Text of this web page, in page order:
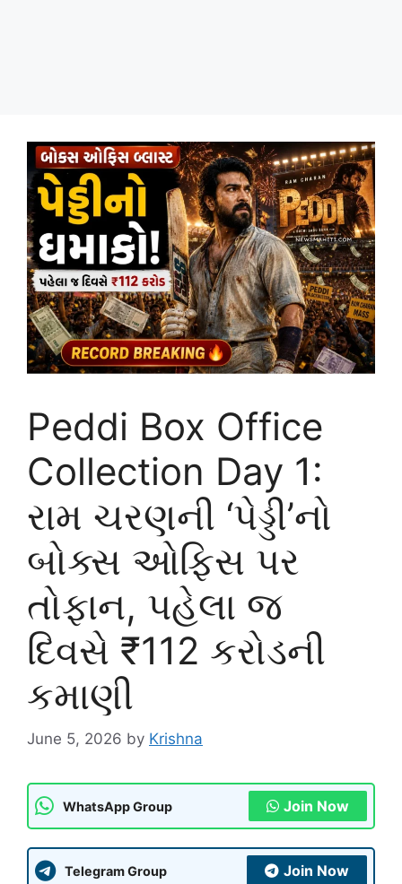
Peddi Box Office
Collection Day 1:
રામ ચરણની ‘પેડ્ડી’નો
બોક્સ ઓફિસ પર
તોફાન, પહેલા જ
દિવસે ₹112 કરોડની
કમાણી
June 5, 2026 by Krishna
WhatsApp Group Join Now
Telegram Group Join Now